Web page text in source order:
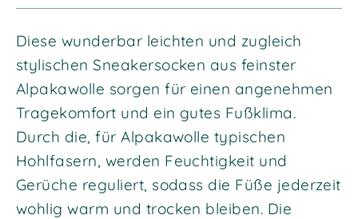
Diese wunderbar leichten und zugleich
stylischen Sneakersocken aus feinster
Alpakawolle sorgen für einen angenehmen
Tragekomfort und ein gutes Fußklima.
Durch die, für Alpakawolle typischen
Hohlfasern, werden Feuchtigkeit und
Gerüche reguliert, sodass die Füße jederzeit
wohlig warm und trocken bleiben. Die